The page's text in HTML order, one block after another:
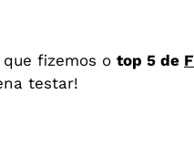
fizemos o top 5 de
testar!